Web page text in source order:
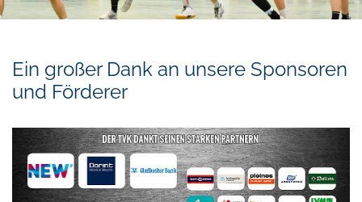
Ein großer Dank an unsere Sponsoren
und Förderer